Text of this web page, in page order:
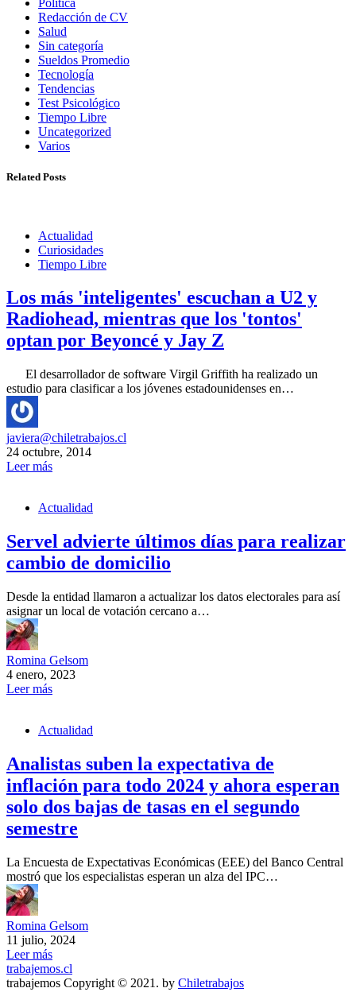
Política
Redacción de CV
Salud
Sin categoría
Sueldos Promedio
Tecnología
Tendencias
Test Psicológico
Tiempo Libre
Uncategorized
Varios
Related Posts
Actualidad
Curiosidades
Tiempo Libre
Los más 'inteligentes' escuchan a U2 y
Radiohead, mientras que los 'tontos'
optan por Beyoncé y Jay Z
El desarrollador de software Virgil Griffith ha realizado un
estudio para clasificar a los jóvenes estadounidenses en…
javiera@chiletrabajos.cl
24 octubre, 2014
Leer más
Actualidad
Servel advierte últimos días para realizar
cambio de domicilio
Desde la entidad llamaron a actualizar los datos electorales para así
asignar un local de votación cercano a…
Romina Gelsom
4 enero, 2023
Leer más
Actualidad
Analistas suben la expectativa de
inflación para todo 2024 y ahora esperan
solo dos bajas de tasas en el segundo
semestre
La Encuesta de Expectativas Económicas (EEE) del Banco Central
mostró que los especialistas esperan un alza del IPC…
Romina Gelsom
11 julio, 2024
Leer más
trabajemos.cl
trabajemos Copyright © 2021. by Chiletrabajos